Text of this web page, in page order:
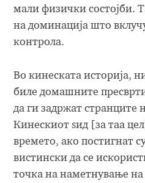
мали физички состојби.
на доминација што
контрола.
Во кинеската историја,
биле домашните
да ги задржат странците
Кинескиот ѕид [за таа
времето, ако постигнат
вистински да се
точка на наметнување на